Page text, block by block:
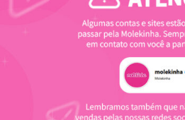
Productos